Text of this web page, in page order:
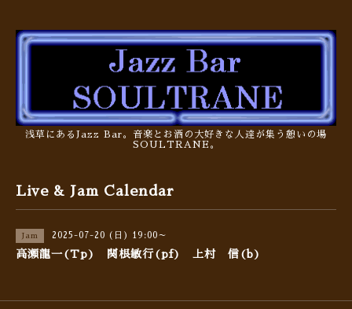
浅草にあるJazz Bar。音楽とお酒の大好きな人達が集う憩いの場
SOULTRANE。
Live & Jam Calendar
Jam 2025-07-20 (日) 19:00～
高瀬龍一(Tp) 関根敏行(pf) 上村 信(b)